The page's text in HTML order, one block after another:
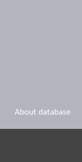
About database